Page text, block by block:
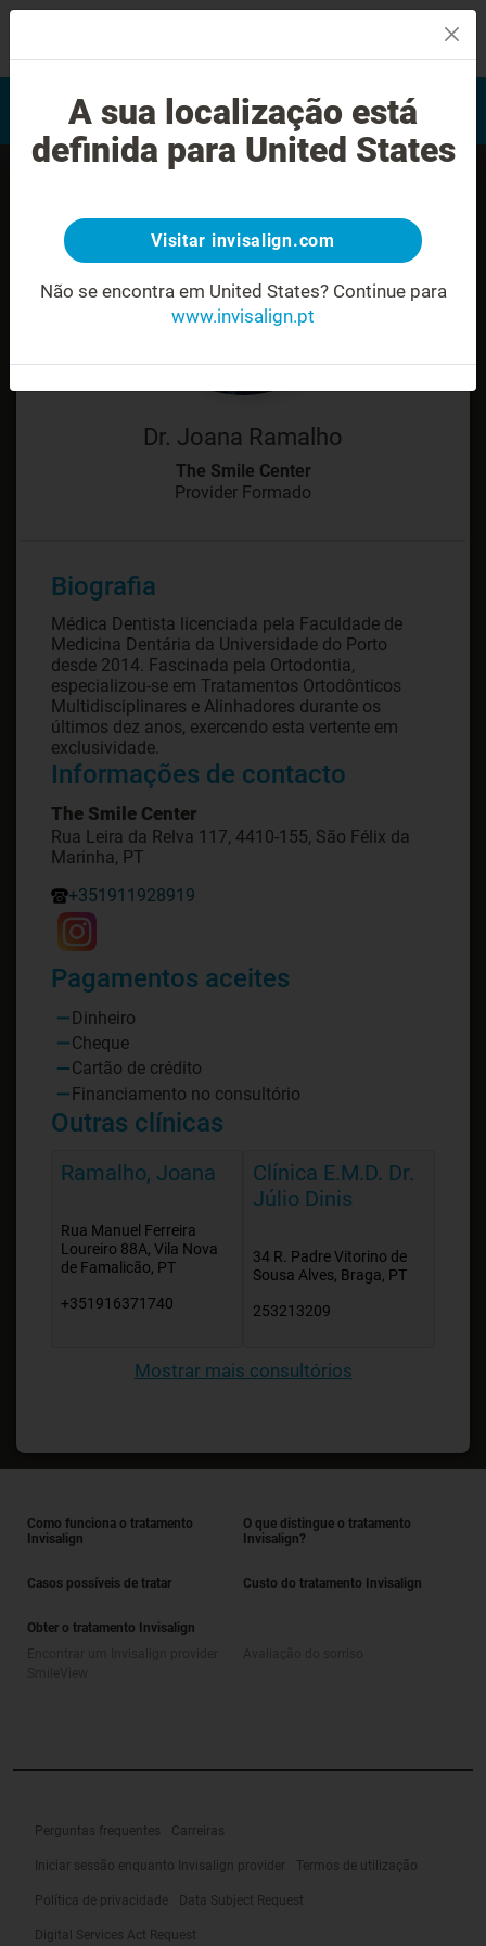
Avaliação do sorriso
Encontrar um Invisalign
provider
Dr. Joana Ramalho
The Smile Center
Provider Formado
Biografia
Médica Dentista licenciada pela Faculdade de
Medicina Dentária da Universidade do Porto
desde 2014. Fascinada pela Ortodontia,
especializou-se em Tratamentos Ortodônticos
Multidisciplinares e Alinhadores durante os
últimos dez anos, exercendo esta vertente em
exclusividade.
Informações de contacto
The Smile Center
Rua Leira da Relva 117, 4410-155, São Félix da
Marinha, PT
+351911928919
Pagamentos aceites
Dinheiro
Cheque
Cartão de crédito
Financiamento no consultório
Outras clínicas
Ramalho, Joana
Rua Manuel Ferreira
Loureiro 88A, Vila Nova
de Famalicão, PT
+351916371740
Clínica E.M.D. Dr.
Júlio Dinis
34 R. Padre Vitorino de
Sousa Alves, Braga, PT
253213209
Mostrar mais consultórios
Como funciona o tratamento
Invisalign
O que distingue o tratamento
Invisalign?
Casos possíveis de tratar Custo do tratamento Invisalign
Obter o tratamento Invisalign
Perguntas frequentes Carreiras
Iniciar sessão enquanto Invisalign provider Termos de utilização
Política de privacidade Data Subject Request
Digital Services Act Request
A sua localização está
definida para United States
Visitar invisalign.com
Não se encontra em United States? Continue para
www.invisalign.pt